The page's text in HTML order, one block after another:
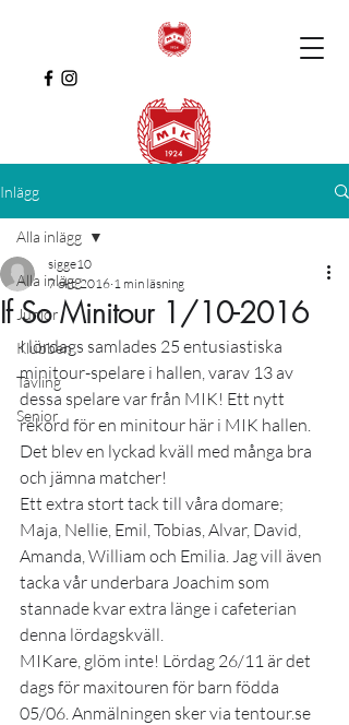
Inlägg
Alla inlägg
Junior
Klubben
Tävling
Senior
Alla inlägg
If So Minitour 1/10-2016
sigge10
7 okt. 2016 1 min läsning
I lördags samlades 25 entusiastiska
minitour-spelare i hallen, varav 13 av
dessa spelare var från MIK! Ett nytt
rekord för en minitour här i MIK hallen.
Det blev en lyckad kväll med många bra
och jämna matcher!
Ett extra stort tack till våra domare;
Maja, Nellie, Emil, Tobias, Alvar, David,
Amanda, William och Emilia. Jag vill även
tacka vår underbara Joachim som
stannade kvar extra länge i cafeterian
denna lördagskväll.
MIKare, glöm inte! Lördag 26/11 är det
dags för maxitouren för barn födda
05/06. Anmälningen sker via tentour.se